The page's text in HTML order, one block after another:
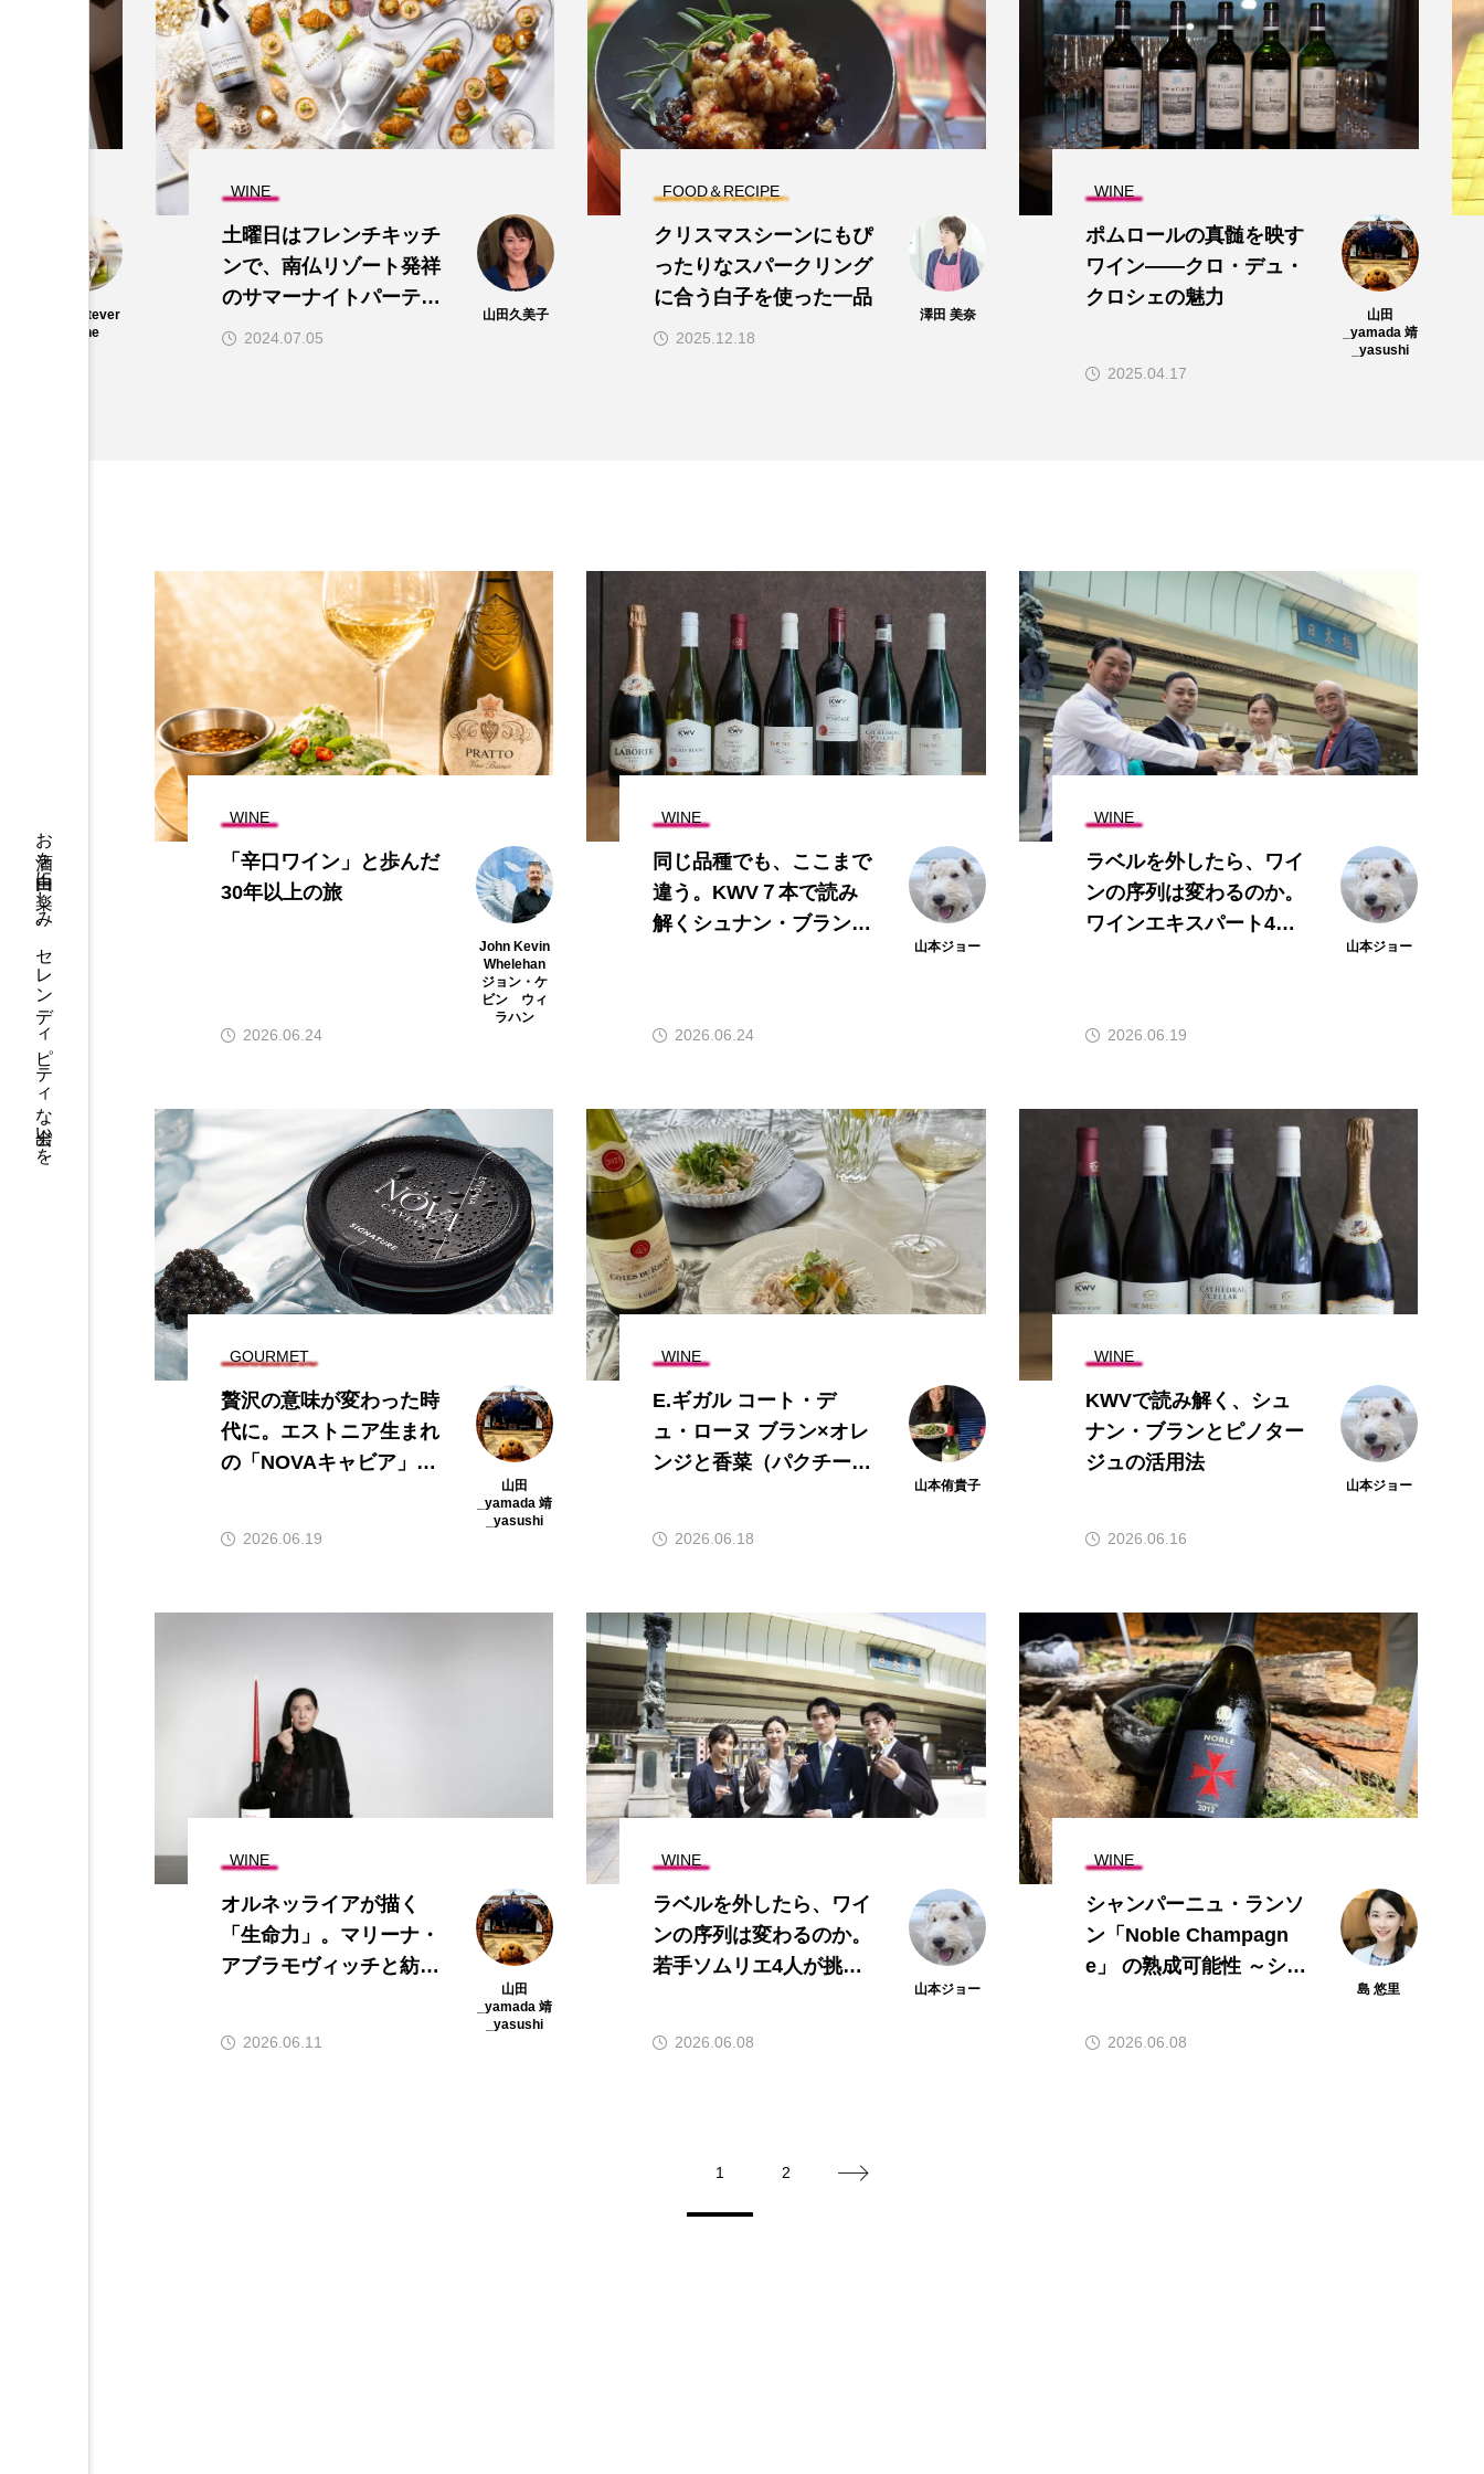
お酒を自由に楽しみ、セレンディピティな出会いを
whynotever
yone
WINE
土曜日はフレンチキッチ
ンで、南仏リゾート発祥
のサマーナイトパーティ
「Soiree Blanche ～ソ
山田久美子
2024.07.05
FOOD＆RECIPE
クリスマスシーンにもぴ
ったりなスパークリング
に合う白子を使った一品
澤田 美奈
2025.12.18
WINE
ポムロールの真髄を映す
ワイン――クロ・デュ・
クロシェの魅力
山田
_yamada 靖
_yasushi
2025.04.17
WINE
「辛口ワイン」と歩んだ
30年以上の旅
John Kevin
Whelehan
ジョン・ケ
ビン ウィ
ラハン
2026.06.24
WINE
同じ品種でも、ここまで
違う。KWV７本で読み
解くシュナン・ブランと
山本ジョー
2026.06.24
WINE
ラベルを外したら、ワイ
ンの序列は変わるのか。
ワインエキスパート4人
山本ジョー
2026.06.19
GOURMET
贅沢の意味が変わった時
代に。エストニア生まれ
の「NOVAキャビア」が
山田
_yamada 靖
_yasushi
2026.06.19
WINE
E.ギガル コート・デ
ュ・ローヌ ブラン×オレ
ンジと香菜（パクチー）
山本侑貴子
2026.06.18
WINE
KWVで読み解く、シュ
ナン・ブランとピノター
ジュの活用法
山本ジョー
2026.06.16
WINE
オルネッライアが描く
「生命力」。マリーナ・
アブラモヴィッチと紡
山田
_yamada 靖
_yasushi
2026.06.11
WINE
ラベルを外したら、ワイ
ンの序列は変わるのか。
若手ソムリエ4人が挑ん
山本ジョー
2026.06.08
WINE
シャンパーニュ・ランソ
ン「Noble Champagn
e」 の熟成可能性 ～シェ
島 悠里
2026.06.08
1 2